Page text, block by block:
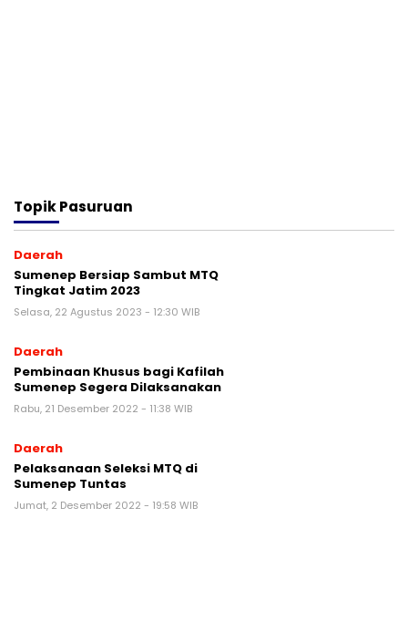
TopikPasuruan
Daerah
Sumenep Bersiap Sambut MTQ
Tingkat Jatim 2023
Selasa, 22 Agustus 2023 - 12:30 WIB
Daerah
Pembinaan Khusus bagi Kafilah
Sumenep Segera Dilaksanakan
Rabu, 21 Desember 2022 - 11:38 WIB
Daerah
Pelaksanaan Seleksi MTQ di
Sumenep Tuntas
Jumat, 2 Desember 2022 - 19:58 WIB